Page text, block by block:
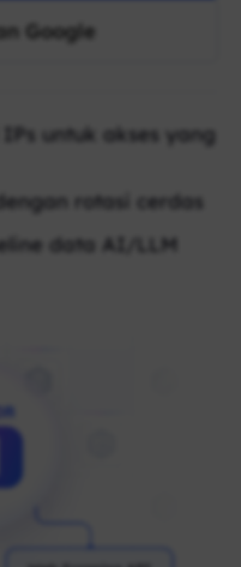
Google
untuk akses yang
rotasi cerdas
data AI/LLM